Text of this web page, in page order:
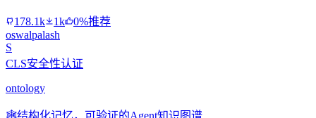
178.1k 1k
0%推荐
oswalpalash
S
CLS安全性认证
ontology
🕸️结构化记忆，可验证的Agent知识图谱